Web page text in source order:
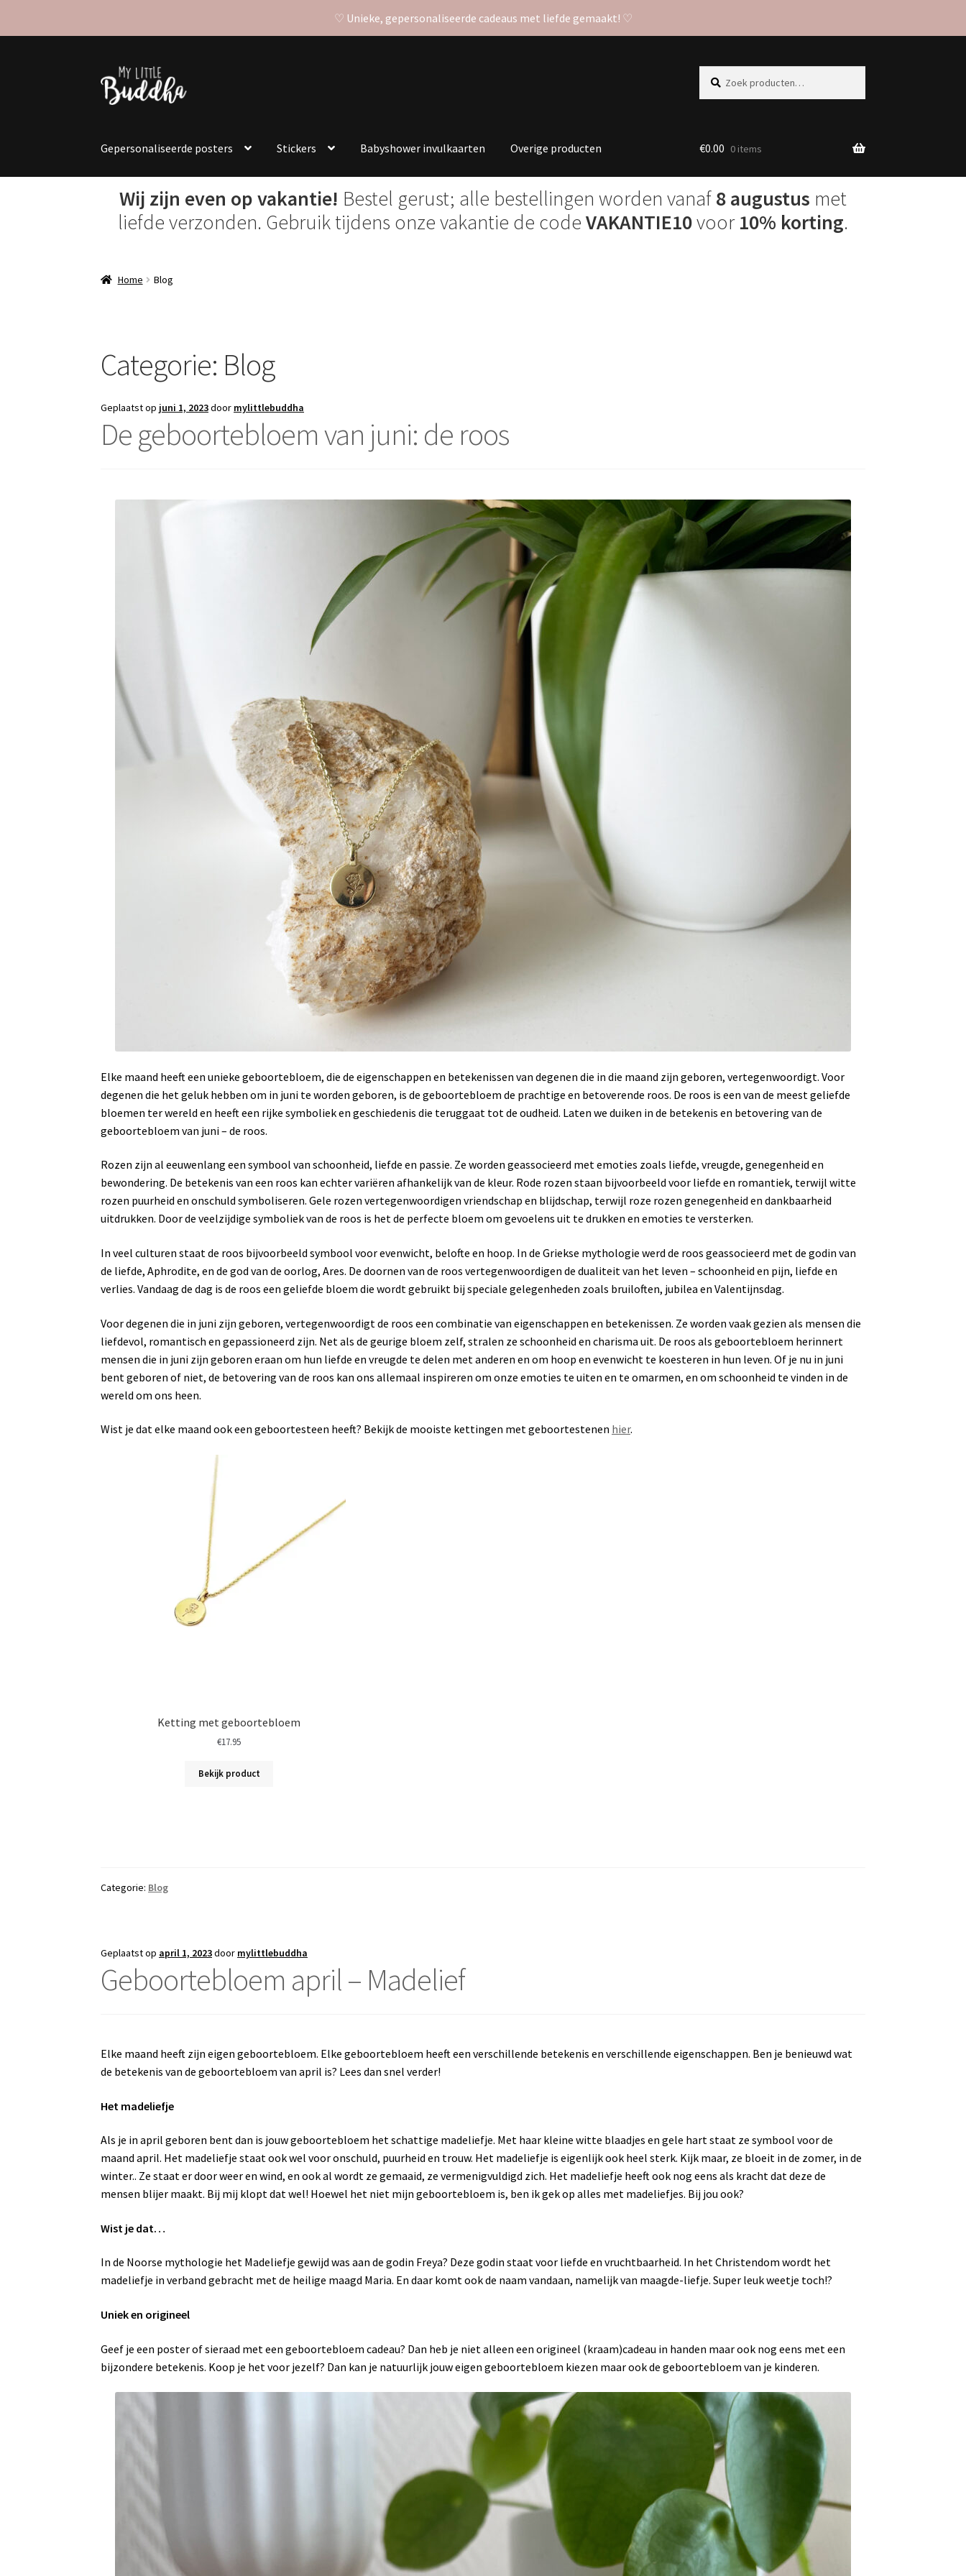
♡ Unieke, gepersonaliseerde cadeaus met liefde gemaakt! ♡
Ga
door
naar
Ga
naar
de
naar:
Gepersonaliseerde posters Stickers Babyshower invulkaarten Overige producten €0.00 0 items
Wij zijn even op vakantie! Bestel gerust; alle bestellingen worden vanaf8 augustus met
liefde verzonden. Gebruik tijdens onze vakantie de codeVAKANTIE10voor10% korting.
Home Blog
Categorie: Blog
Geplaatst op juni 1, 2023door mylittlebuddha
De geboortebloem van juni: de roos
Elke maand heeft een unieke geboortebloem, die de eigenschappen en betekenissen van degenen die in die maand zijn geboren, vertegenwoordigt. Voor
degenen die het geluk hebben om in juni te worden geboren, is de geboortebloem de prachtige en betoverende roos. De roos is een van de meest geliefde
bloemen ter wereld en heeft een rijke symboliek en geschiedenis die teruggaat tot de oudheid. Laten we duiken in de betekenis en betovering van de
geboortebloem van juni – de roos.
Rozen zijn al eeuwenlang een symbool van schoonheid, liefde en passie. Ze worden geassocieerd met emoties zoals liefde, vreugde, genegenheid en
bewondering. De betekenis van een roos kan echter variëren afhankelijk van de kleur. Rode rozen staan bijvoorbeeld voor liefde en romantiek, terwijl witte
rozen puurheid en onschuld symboliseren. Gele rozen vertegenwoordigen vriendschap en blijdschap, terwijl roze rozen genegenheid en dankbaarheid
uitdrukken. Door de veelzijdige symboliek van de roos is het de perfecte bloem om gevoelens uit te drukken en emoties te versterken.
In veel culturen staat de roos bijvoorbeeld symbool voor evenwicht, belofte en hoop. In de Griekse mythologie werd de roos geassocieerd met de godin van
de liefde, Aphrodite, en de god van de oorlog, Ares. De doornen van de roos vertegenwoordigen de dualiteit van het leven – schoonheid en pijn, liefde en
verlies. Vandaag de dag is de roos een geliefde bloem die wordt gebruikt bij speciale gelegenheden zoals bruiloften, jubilea en Valentijnsdag.
Voor degenen die in juni zijn geboren, vertegenwoordigt de roos een combinatie van eigenschappen en betekenissen. Ze worden vaak gezien als mensen die
liefdevol, romantisch en gepassioneerd zijn. Net als de geurige bloem zelf, stralen ze schoonheid en charisma uit. De roos als geboortebloem herinnert
mensen die in juni zijn geboren eraan om hun liefde en vreugde te delen met anderen en om hoop en evenwicht te koesteren in hun leven. Of je nu in juni
bent geboren of niet, de betovering van de roos kan ons allemaal inspireren om onze emoties te uiten en te omarmen, en om schoonheid te vinden in de
wereld om ons heen.
Wist je dat elke maand ook een geboortesteen heeft? Bekijk de mooiste kettingen met geboortestenen hier.
Ketting met geboortebloem
€17.95
Bekijk product
Categorie: Blog
Geplaatst op april 1, 2023door mylittlebuddha
Geboortebloem april – Madelief
Elke maand heeft zijn eigen geboortebloem. Elke geboortebloem heeft een verschillende betekenis en verschillende eigenschappen. Ben je benieuwd wat
de betekenis van de geboortebloem van april is? Lees dan snel verder!
Het madeliefje
Als je in april geboren bent dan is jouw geboortebloem het schattige madeliefje. Met haar kleine witte blaadjes en gele hart staat ze symbool voor de
maand april. Het madeliefje staat ook wel voor onschuld, puurheid en trouw. Het madeliefje is eigenlijk ook heel sterk. Kijk maar, ze bloeit in de zomer, in de
winter.. Ze staat er door weer en wind, en ook al wordt ze gemaaid, ze vermenigvuldigd zich. Het madeliefje heeft ook nog eens als kracht dat deze de
mensen blijer maakt. Bij mij klopt dat wel! Hoewel het niet mijn geboortebloem is, ben ik gek op alles met madeliefjes. Bij jou ook?
Wist je dat…
In de Noorse mythologie het Madeliefje gewijd was aan de godin Freya? Deze godin staat voor liefde en vruchtbaarheid. In het Christendom wordt het
madeliefje in verband gebracht met de heilige maagd Maria. En daar komt ook de naam vandaan, namelijk van maagde-liefje. Super leuk weetje toch!?
Uniek en origineel
Geef je een poster of sieraad met een geboortebloem cadeau? Dan heb je niet alleen een origineel (kraam)cadeau in handen maar ook nog eens met een
bijzondere betekenis. Koop je het voor jezelf? Dan kan je natuurlijk jouw eigen geboortebloem kiezen maar ook de geboortebloem van je kinderen.